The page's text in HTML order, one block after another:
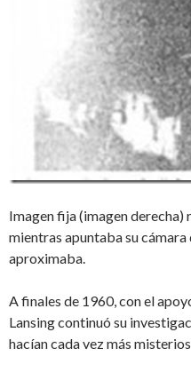
Imagen fija (imagen derecha)
mientras apuntaba su
aproximaba.
A finales de 1960, con el
Lansing continuó su
hacían cada vez más